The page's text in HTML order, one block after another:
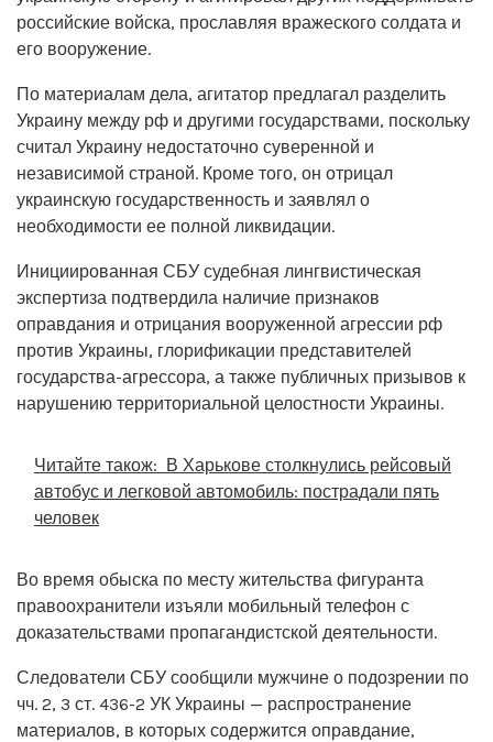
российские войска, прославляя вражеского солдата и
его вооружение.
По материалам дела, агитатор предлагал разделить
Украину между рф и другими государствами, поскольку
считал Украину недостаточно суверенной и
независимой страной. Кроме того, он отрицал
украинскую государственность и заявлял о
необходимости ее полной ликвидации.
Инициированная СБУ судебная лингвистическая
экспертиза подтвердила наличие признаков
оправдания и отрицания вооруженной агрессии рф
против Украины, глорификации представителей
государства-агрессора, а также публичных призывов к
нарушению территориальной целостности Украины.
Читайте також: В Харькове столкнулись рейсовый
автобус и легковой автомобиль: пострадали пять
человек
Во время обыска по месту жительства фигуранта
правоохранители изъяли мобильный телефон с
доказательствами пропагандистской деятельности.
Следователи СБУ сообщили мужчине о подозрении по
чч. 2, 3 ст. 436-2 УК Украины — распространение
материалов, в которых содержится оправдание,